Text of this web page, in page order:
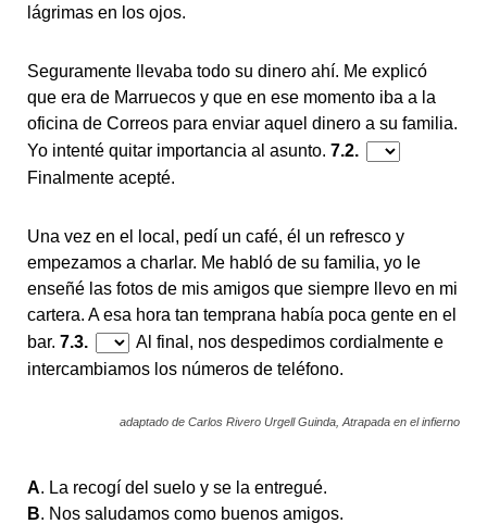
lágrimas en los ojos.
Seguramente llevaba todo su dinero ahí. Me explicó
que era de Marruecos y que en ese momento iba a la
oficina de Correos para enviar aquel dinero a su familia.
Yo intenté quitar importancia al asunto. 7.2.
Finalmente acepté.
Una vez en el local, pedí un café, él un refresco y
empezamos a charlar. Me habló de su familia, yo le
enseñé las fotos de mis amigos que siempre llevo en mi
cartera. A esa hora tan temprana había poca gente en el
bar. 7.3.
Al final, nos despedimos cordialmente e
intercambiamos los números de teléfono.
adaptado de Carlos Rivero Urgell Guinda, Atrapada en el infierno
A. La recogí del suelo y se la entregué.
B. Nos saludamos como buenos amigos.